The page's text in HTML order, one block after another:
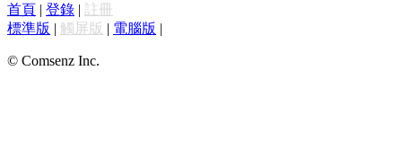
首頁 | 登錄 | 註冊
標準版 | 觸屏版 | 電腦版 |
© Comsenz Inc.